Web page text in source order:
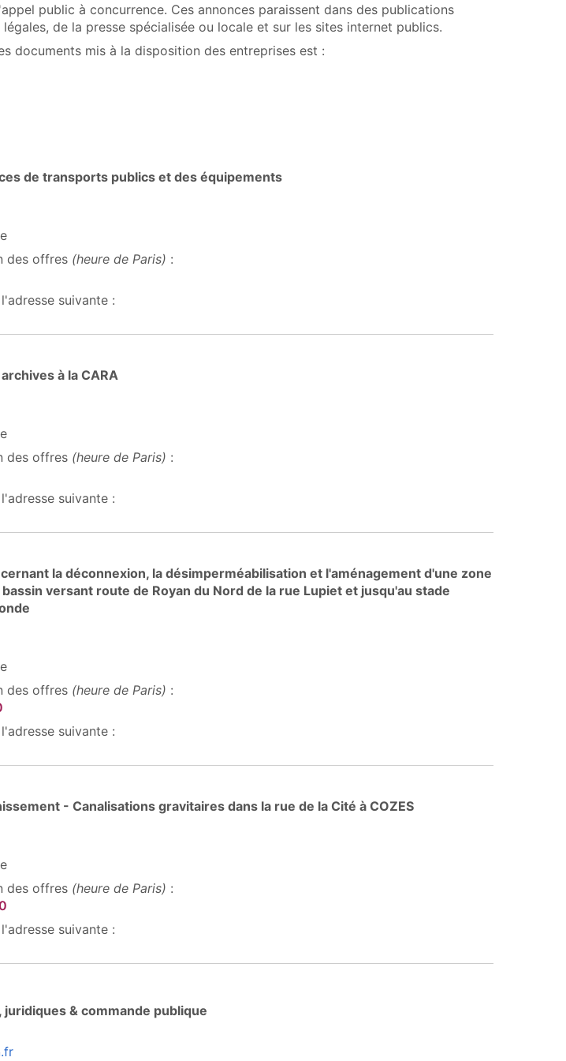
public à concurrence. Ces annonces paraissent dans des publications
de la presse spécialisée ou locale et sur les sites internet publics.
documents mis à la disposition des entreprises est :
fenêtre)
de transports publics et des équipements
des offres (heure de Paris) :
suivante :
fenêtre)
à la CARA
des offres (heure de Paris) :
suivante :
fenêtre)
la déconnexion, la désimperméabilisation et l'aménagement d'une zone
versant route de Royan du Nord de la rue Lupiet et jusqu'au stade
des offres (heure de Paris) :
suivante :
fenêtre)
- Canalisations gravitaires dans la rue de la Cité à COZES
des offres (heure de Paris) :
suivante :
fenêtre)
& commande publique